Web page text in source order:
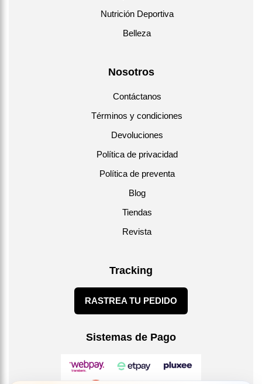
Nutrición Deportiva
Belleza
Nosotros
Contáctanos
Términos y condiciones
Devoluciones
Política de privacidad
Política de preventa
Blog
Tiendas
Revista
Tracking
RASTREA TU PEDIDO
Sistemas de Pago